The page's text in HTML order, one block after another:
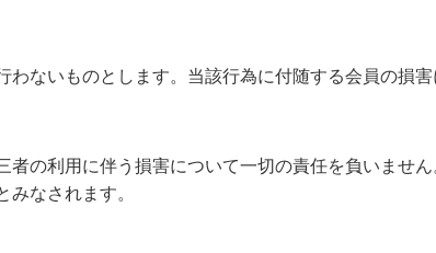
ないものとします。当該行為に付随する会員の損
の利用に伴う損害について一切の責任を負いませ
なされます。